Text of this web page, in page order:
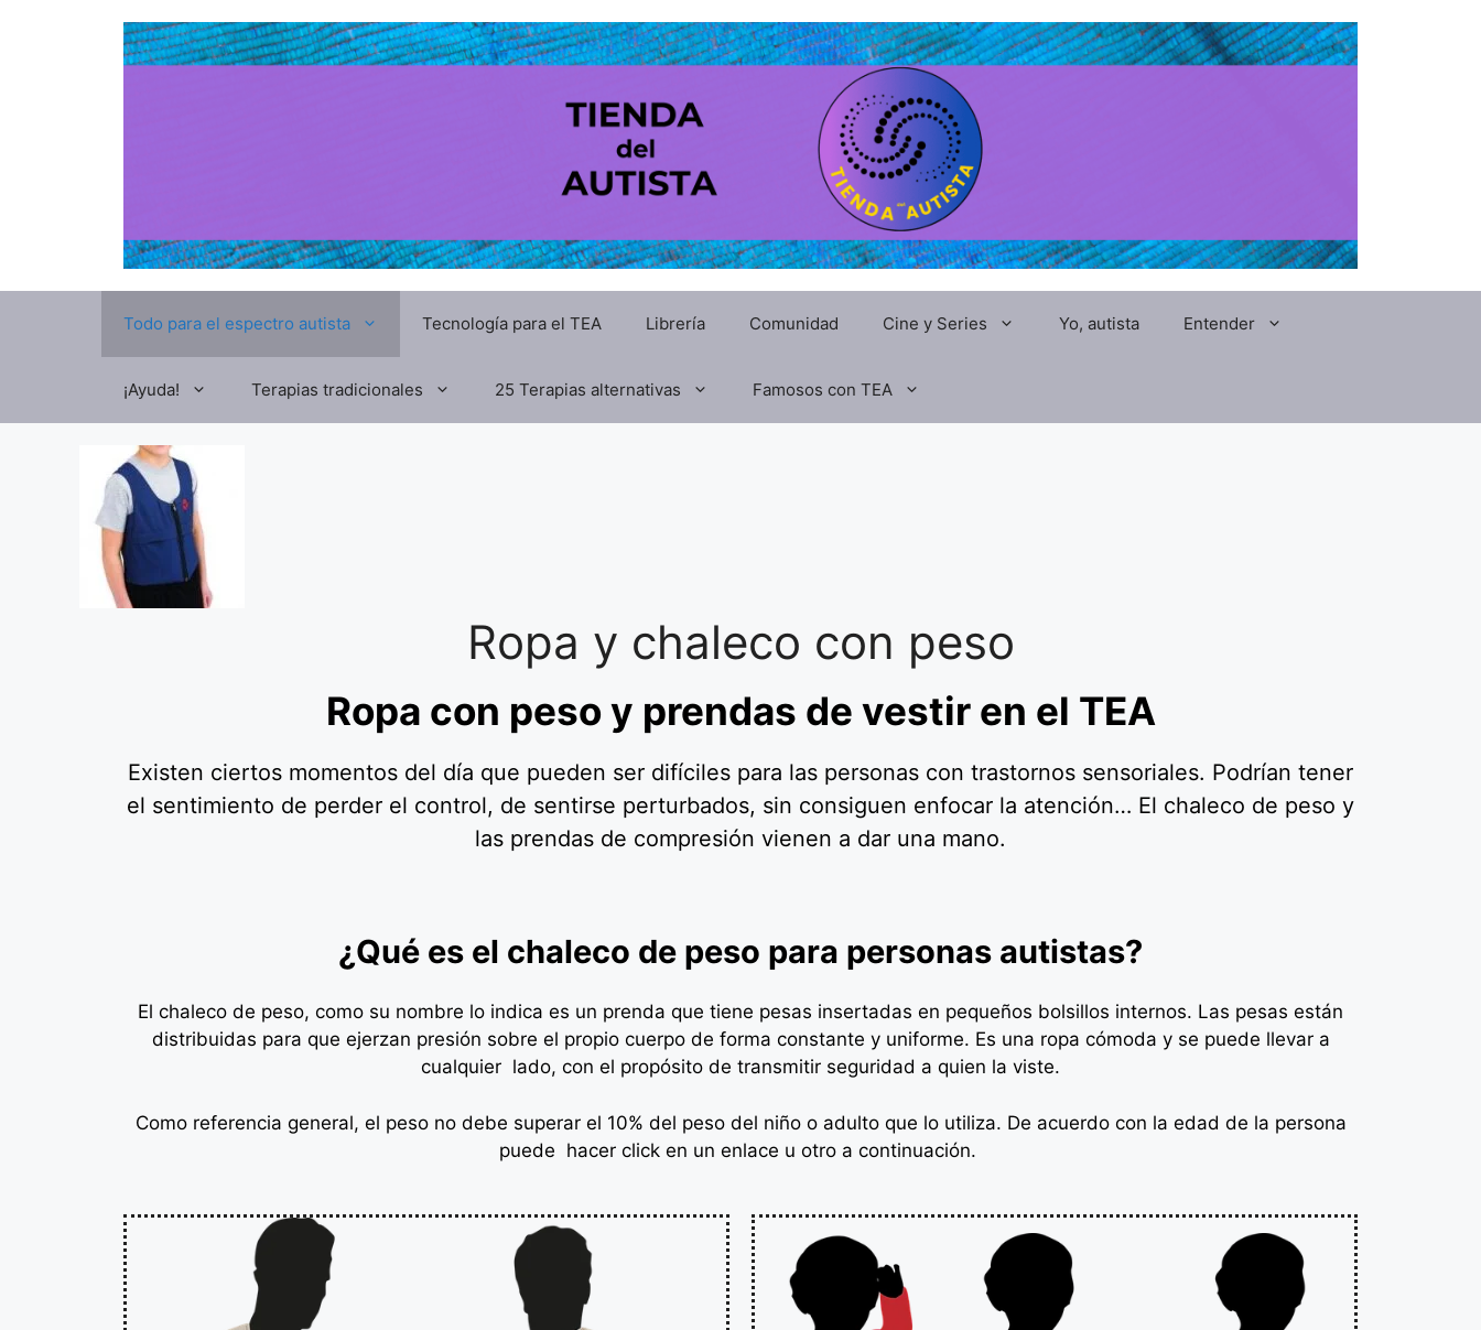
Todo para el espectro autista Tecnología para el TEA Librería Comunidad Cine y Series Yo, autista Entender
¡Ayuda! Terapias tradicionales 25 Terapias alternativas Famosos con TEA
Ropa y chaleco con peso
Ropa con peso y prendas de vestir en el TEA
Existen ciertos momentos del día que pueden ser difíciles para las personas con trastornos sensoriales. Podrían tener
el sentimiento de perder el control, de sentirse perturbados, sin consiguen enfocar la atención… El chaleco de peso y
las prendas de compresión vienen a dar una mano.
¿Qué es el chaleco de peso para personas autistas?
El chaleco de peso, como su nombre lo indica es un prenda que tiene pesas insertadas en pequeños bolsillos internos. Las pesas están
distribuidas para que ejerzan presión sobre el propio cuerpo de forma constante y uniforme. Es una ropa cómoda y se puede llevar a
cualquier lado, con el propósito de transmitir seguridad a quien la viste.
Como referencia general, el peso no debe superar el 10% del peso del niño o adulto que lo utiliza. De acuerdo con la edad de la persona
puede hacer click en un enlace u otro a continuación.